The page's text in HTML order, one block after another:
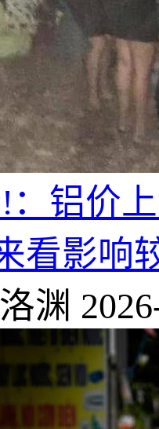
铝价
看影响
渊